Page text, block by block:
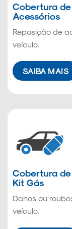
Cobertura de
Acessórios
Reposição de
veículo.
SAIBA MAIS
Cobertura de
Kit Gás
Danos ou
veículo.